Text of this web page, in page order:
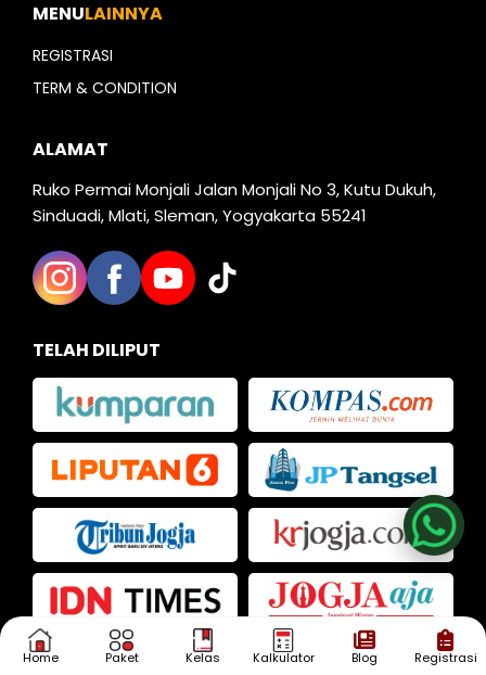
Home Paket Kelas Kalkulator Blog Registrasi
Kak Iva
Kak Dias
MENULAINNYA
REGISTRASI
TERM & CONDITION
ALAMAT
Ruko Permai Monjali Jalan Monjali No 3, Kutu Dukuh,
Sinduadi, Mlati, Sleman, Yogyakarta 55241
TELAH DILIPUT